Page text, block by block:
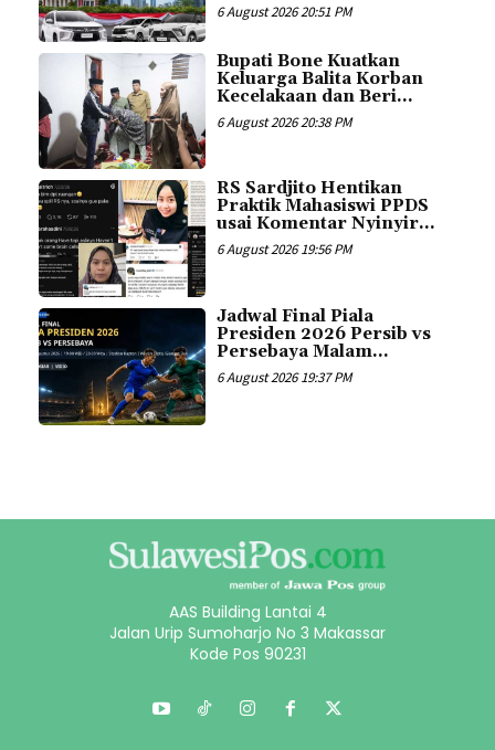
6 August 2026 20:51 PM
Bupati Bone Kuatkan
Keluarga Balita Korban
Kecelakaan dan Beri...
6 August 2026 20:38 PM
RS Sardjito Hentikan
Praktik Mahasiswi PPDS
usai Komentar Nyinyir...
6 August 2026 19:56 PM
Jadwal Final Piala
Presiden 2026 Persib vs
Persebaya Malam...
6 August 2026 19:37 PM
AAS Building Lantai 4
Jalan Urip Sumoharjo No 3 Makassar
Kode Pos 90231